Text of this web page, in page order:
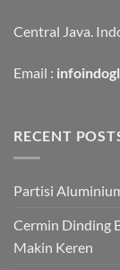
Central Java.
Email :
RECENT
Partisi
Cermin Dinding
Makin Keren